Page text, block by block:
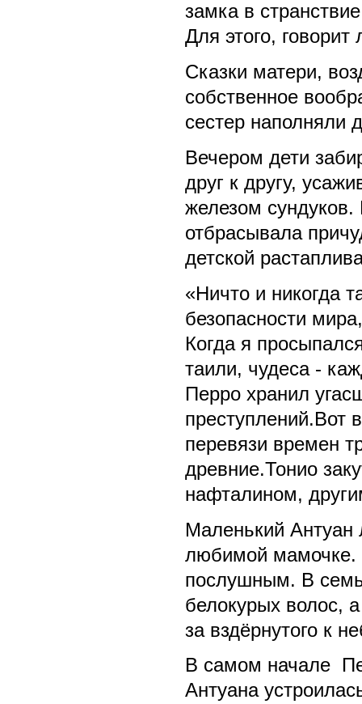
замка в
Для этого,
Сказки матери,
собственное
сестер наполняли
Вечером дети
друг к другу,
железом
отбрасывала
детской
«Ничто и никогда
безопасности
Когда я
таили, чудеса -
Перро хранил
преступлений.Вот
перевязи времен
древние.Тонио
нафталином,
Маленький Антуан
любимой мамочке.
послушным. В
белокурых волос,
за вздёрнутого к
В самом начале
Антуана